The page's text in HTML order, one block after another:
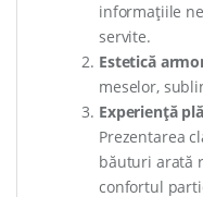
informațiile
servite.
Estetică
meselor,
Experiență
Prezentarea
băuturi arată
confortul